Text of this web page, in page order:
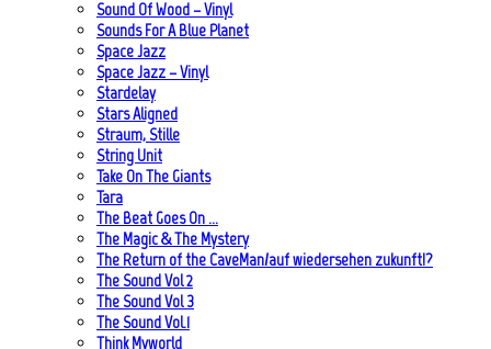
Sound Of Wood – Vinyl
Sounds For A Blue Planet
Space Jazz
Space Jazz – Vinyl
Stardelay
Stars Aligned
Straum, Stille
String Unit
Take On The Giants
Tara
The Beat Goes On …
The Magic & The Mystery
The Return of the CaveMan/auf wiedersehen zukunft!?
The Sound Vol 2
The Sound Vol 3
The Sound Vol.1
Think Myworld